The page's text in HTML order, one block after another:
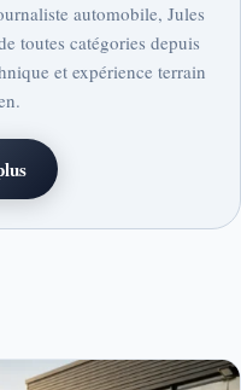
automobile, Jules
toutes catégories depuis
et expérience terrain